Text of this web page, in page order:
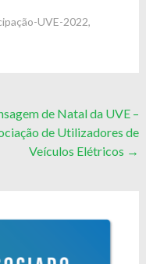
UVE-2022,
de Natal da UVE –
de Utilizadores de
Veículos Elétricos →